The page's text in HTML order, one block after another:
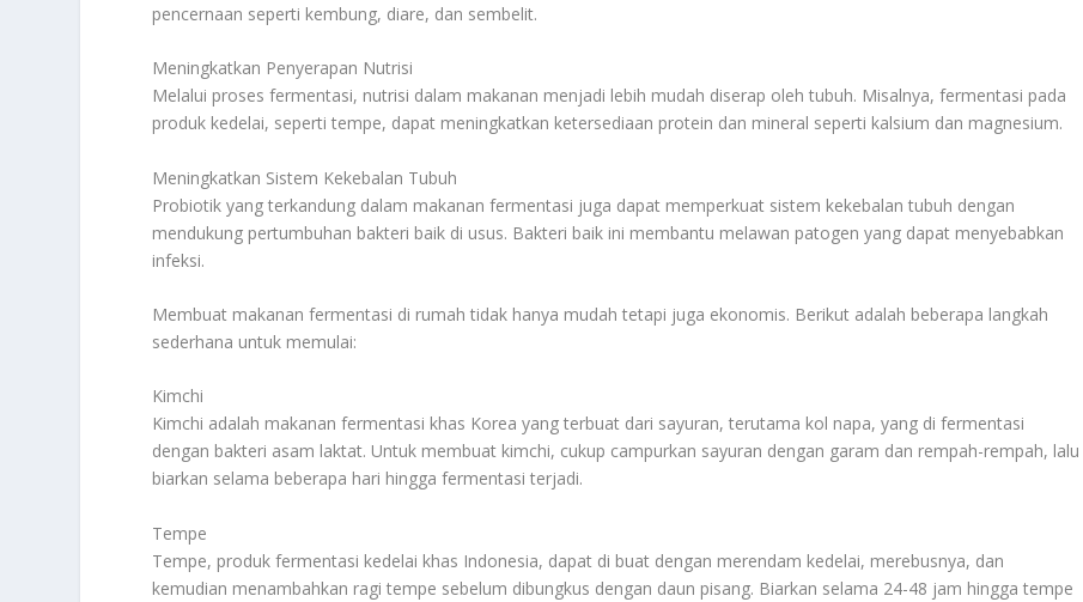
pencernaan seperti kembung, diare, dan sembelit.
Meningkatkan Penyerapan Nutrisi
Melalui proses fermentasi, nutrisi dalam makanan menjadi lebih mudah diserap oleh tubuh. Misalnya, fermentasi pada
produk kedelai, seperti tempe, dapat meningkatkan ketersediaan protein dan mineral seperti kalsium dan magnesium.
Meningkatkan Sistem Kekebalan Tubuh
Probiotik yang terkandung dalam makanan fermentasi juga dapat memperkuat sistem kekebalan tubuh dengan
mendukung pertumbuhan bakteri baik di usus. Bakteri baik ini membantu melawan patogen yang dapat menyebabkan
infeksi.
Membuat makanan fermentasi di rumah tidak hanya mudah tetapi juga ekonomis. Berikut adalah beberapa langkah
sederhana untuk memulai:
Kimchi
Kimchi adalah makanan fermentasi khas Korea yang terbuat dari sayuran, terutama kol napa, yang di fermentasi
dengan bakteri asam laktat. Untuk membuat kimchi, cukup campurkan sayuran dengan garam dan rempah-rempah, lalu
biarkan selama beberapa hari hingga fermentasi terjadi.
Tempe
Tempe, produk fermentasi kedelai khas Indonesia, dapat di buat dengan merendam kedelai, merebusnya, dan
kemudian menambahkan ragi tempe sebelum dibungkus dengan daun pisang. Biarkan selama 24-48 jam hingga tempe